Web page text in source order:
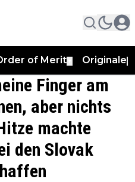
of Merit Originale
Finger am
aber nichts
machte
den Slovak